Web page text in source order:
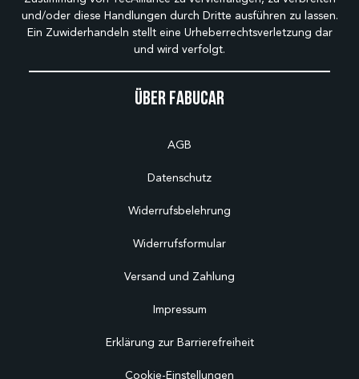
Über Fabucar
AGB
Datenschutz
Widerrufsbelehrung
Widerrufsformular
Versand und Zahlung
Impressum
Erklärung zur Barrierefreiheit
Cookie-Einstellungen
und/oder diese Handlungen durch Dritte ausführen zu lassen.
Ein Zuwiderhandeln stellt eine Urheberrechtsverletzung dar
und wird verfolgt.